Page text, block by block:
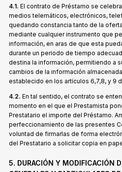
4.1. El contrato de Préstamo se
medios telemáticos, electrónicos,
quedando constancia tanto de la
mediante cualquier instrumento que
información, en aras de que esta
durante un periodo de tiempo
destina la información, permitiendo a
cambios de la información
establecido en los artículos 6,7,8, y 9
4.2. En tal sentido, el contrato se
momento en el que el Prestamista
Prestatario el importe del Préstamo.
perfeccionamiento de las presentes
voluntad de firmarlas de forma
del Prestatario a solicitar copia en
5. DURACIÓN Y MODIFICACIÓN